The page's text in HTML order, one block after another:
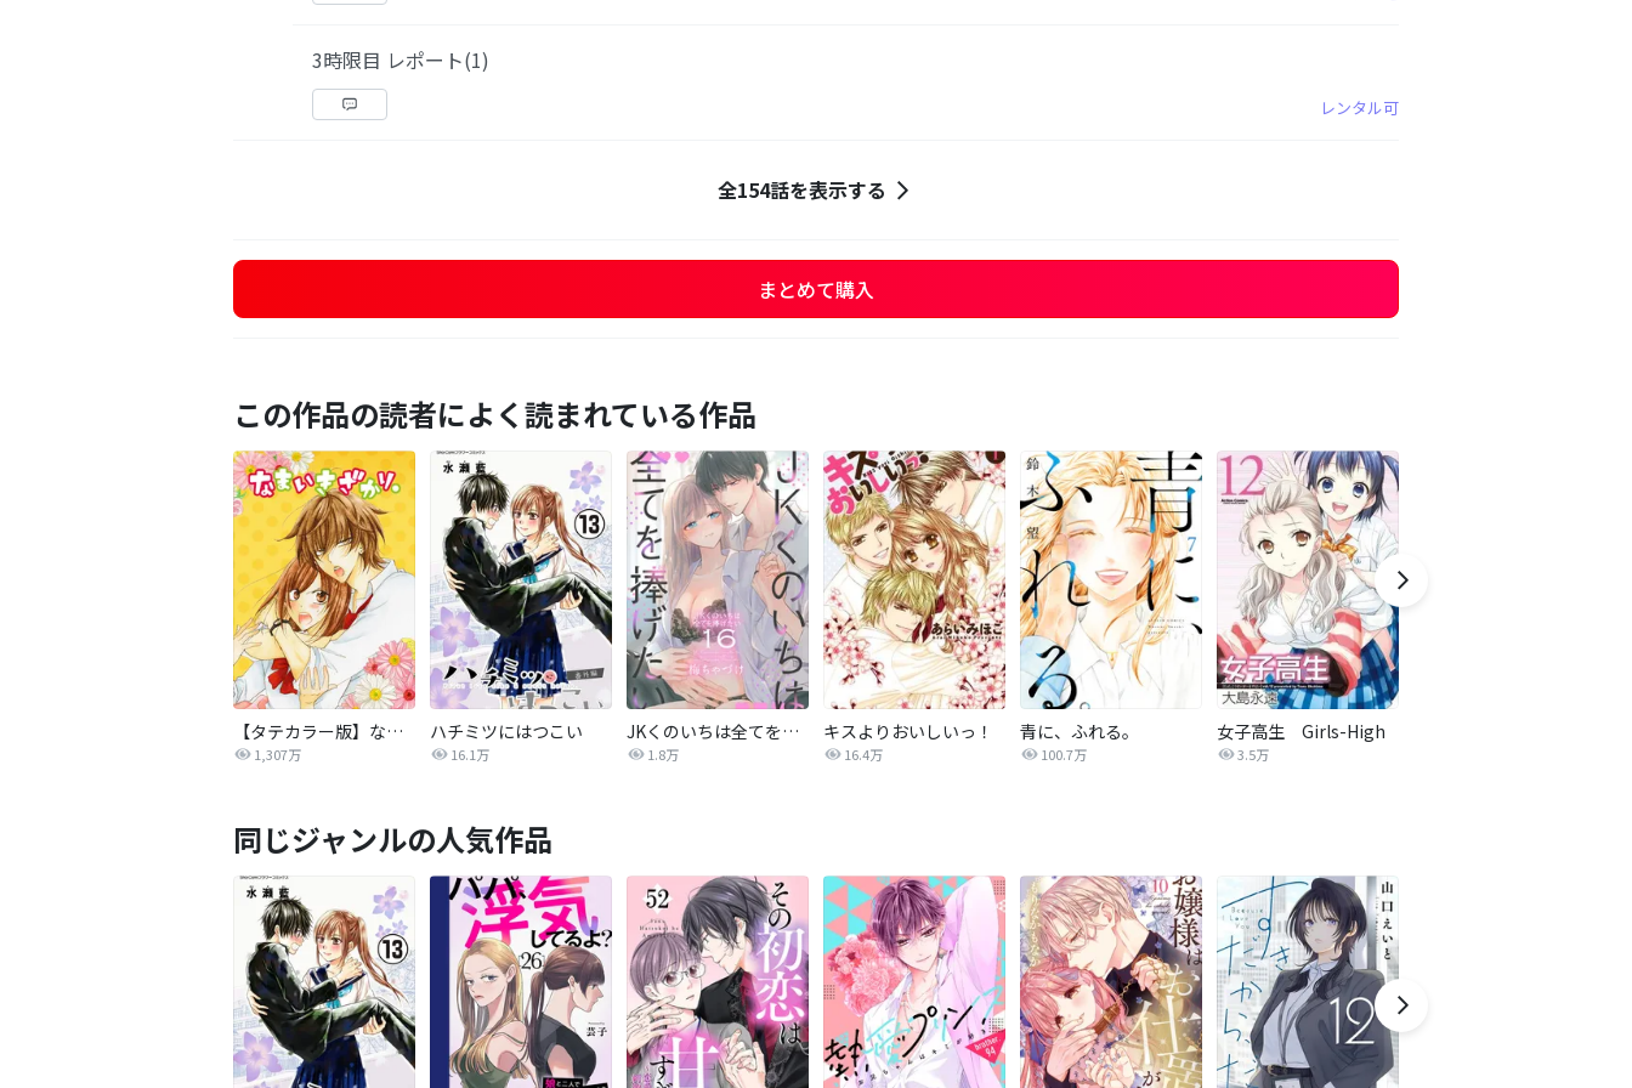
3時限目 レポート(1)
レンタル可
全154話を表示する
まとめて購入
この作品の読者によく読まれている作品
【タテカラー版】なまいきざかり。
1,307万
ハチミツにはつこい
16.1万
JKくのいちは全てを捧げたい
1.8万
キスよりおいしいっ！
16.4万
青に、ふれる。
100.7万
女子高生 Girls-High
3.5万
同じジャンルの人気作品